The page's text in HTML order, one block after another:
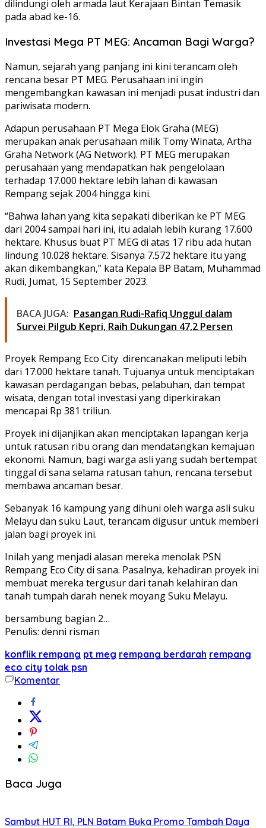
dilindungi oleh armada laut Kerajaan Bintan Temasik
pada abad ke-16.
Investasi Mega PT MEG: Ancaman Bagi Warga?
Namun, sejarah yang panjang ini kini terancam oleh
rencana besar PT MEG. Perusahaan ini ingin
mengembangkan kawasan ini menjadi pusat industri dan
pariwisata modern.
Adapun perusahaan PT Mega Elok Graha (MEG)
merupakan anak perusahaan milik Tomy Winata, Artha
Graha Network (AG Network). PT MEG merupakan
perusahaan yang mendapatkan hak pengelolaan
terhadap 17.000 hektare lebih lahan di kawasan
Rempang sejak 2004 hingga kini.
“Bahwa lahan yang kita sepakati diberikan ke PT MEG
dari 2004 sampai hari ini, itu adalah lebih kurang 17.600
hektare. Khusus buat PT MEG di atas 17 ribu ada hutan
lindung 10.028 hektare. Sisanya 7.572 hektare itu yang
akan dikembangkan,” kata Kepala BP Batam, Muhammad
Rudi, Jumat, 15 September 2023.
BACA JUGA: Pasangan Rudi-Rafiq Unggul dalam
Survei Pilgub Kepri, Raih Dukungan 47,2 Persen
Proyek Rempang Eco City direncanakan meliputi lebih
dari 17.000 hektare tanah. Tujuanya untuk menciptakan
kawasan perdagangan bebas, pelabuhan, dan tempat
wisata, dengan total investasi yang diperkirakan
mencapai Rp 381 triliun.
Proyek ini dijanjikan akan menciptakan lapangan kerja
untuk ratusan ribu orang dan mendatangkan kemajuan
ekonomi. Namun, bagi warga asli yang sudah bertempat
tinggal di sana selama ratusan tahun, rencana tersebut
membawa ancaman besar.
Sebanyak 16 kampung yang dihuni oleh warga asli suku
Melayu dan suku Laut, terancam digusur untuk memberi
jalan bagi proyek ini.
Inilah yang menjadi alasan mereka menolak PSN
Rempang Eco City di sana. Pasalnya, kehadiran proyek ini
membuat mereka tergusur dari tanah kelahiran dan
tanah tumpah darah nenek moyang Suku Melayu.
bersambung bagian 2…
Penulis: denni risman
konflik rempang pt meg rempang berdarah rempang
eco city tolak psn
Komentar
Baca Juga
Sambut HUT RI, PLN Batam Buka Promo Tambah Daya